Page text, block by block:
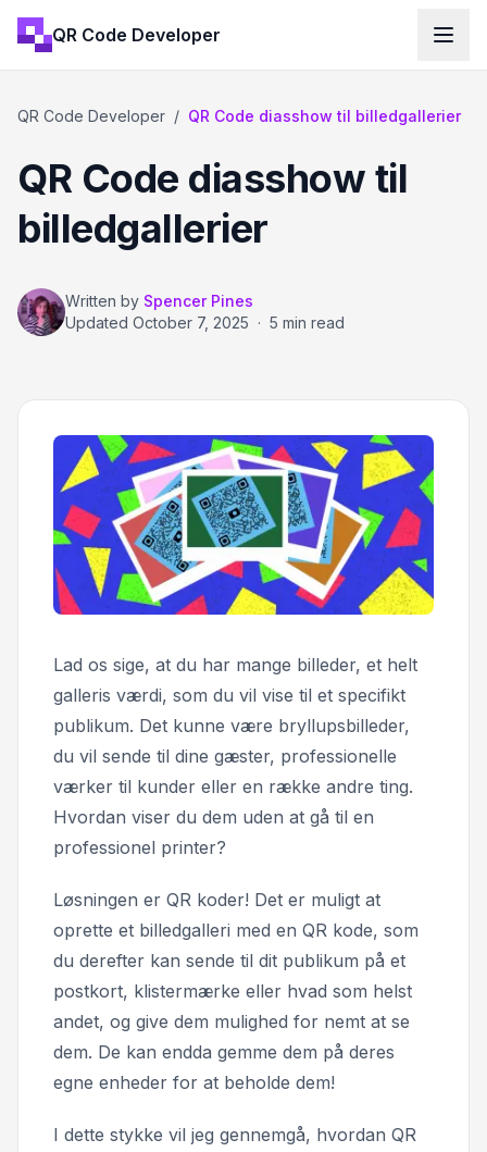
QR Code Developer
QR Code Developer / QR Code diasshow til billedgallerier
QR Code diasshow til
billedgallerier
Written by Spencer Pines
Updated October 7, 2025 · 5 min read
Lad os sige, at du har mange billeder, et helt
galleris værdi, som du vil vise til et specifikt
publikum. Det kunne være bryllupsbilleder,
du vil sende til dine gæster, professionelle
værker til kunder eller en række andre ting.
Hvordan viser du dem uden at gå til en
professionel printer?
Løsningen er QR koder! Det er muligt at
oprette et billedgalleri med en QR kode, som
du derefter kan sende til dit publikum på et
postkort, klistermærke eller hvad som helst
andet, og give dem mulighed for nemt at se
dem. De kan endda gemme dem på deres
egne enheder for at beholde dem!
I dette stykke vil jeg gennemgå, hvordan QR